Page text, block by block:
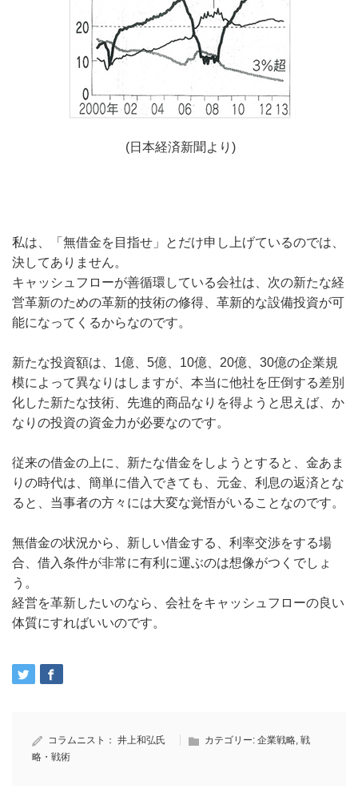
(日本経済新聞より)
私は、「無借金を目指せ」とだけ申し上げているのでは、
決してありません。
キャッシュフローが善循環している会社は、次の新たな経
営革新のための革新的技術の修得、革新的な設備投資が可
能になってくるからなのです。
新たな投資額は、1億、5億、10億、20億、30億の企業規
模によって異なりはしますが、本当に他社を圧倒する差別
化した新たな技術、先進的商品なりを得ようと思えば、か
なりの投資の資金力が必要なのです。
従来の借金の上に、新たな借金をしようとすると、金あま
りの時代は、簡単に借入できても、元金、利息の返済とな
ると、当事者の方々には大変な覚悟がいることなのです。
無借金の状況から、新しい借金する、利率交渉をする場
合、借入条件が非常に有利に運ぶのは想像がつくでしょ
う。
経営を革新したいのなら、会社をキャッシュフローの良い
体質にすればいいのです。
コラムニスト： 井上和弘氏 カテゴリー: 企業戦略, 戦
略・戦術